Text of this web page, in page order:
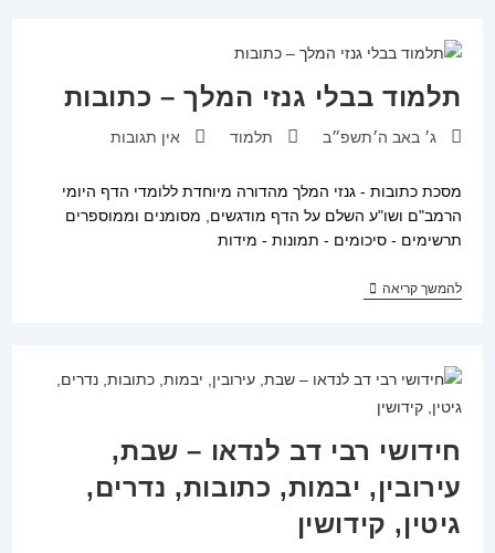
עבודה
אהבת
תלמוד בבלי גנזי המלך – כתובות
פורסם:ג׳ באב ה׳תשפ״ב קטגוריה:
תלמוד תגובות:אין תגובות
מסכת כתובות - גנזי המלך מהדורה מיוחדת ללומדי הדף היומי
הרמב"ם ושו"ע השלם על הדף מודגשים, מסומנים וממוספרים
תרשימים - סיכומים - תמונות - מידות
להמשך קריאהתלמוד
כתובות
חידושי רבי דב לנדאו – שבת,
עירובין, יבמות, כתובות, נדרים,
גיטין, קידושין